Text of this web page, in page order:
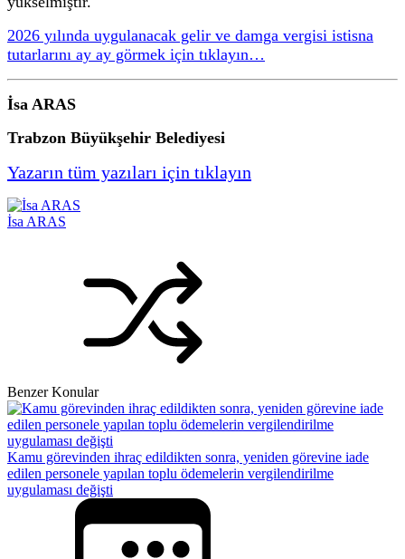
2026 yılında uygulanacak gelir ve damga vergisi istisna
tutarlarını ay ay görmek için tıklayın…
İsa ARAS
Trabzon Büyükşehir Belediyesi
Yazarın tüm yazıları için tıklayın
İsa ARAS
Benzer Konular
Kamu görevinden ihraç edildikten sonra, yeniden görevine iade
edilen personele yapılan toplu ödemelerin vergilendirilme
uygulaması değişti